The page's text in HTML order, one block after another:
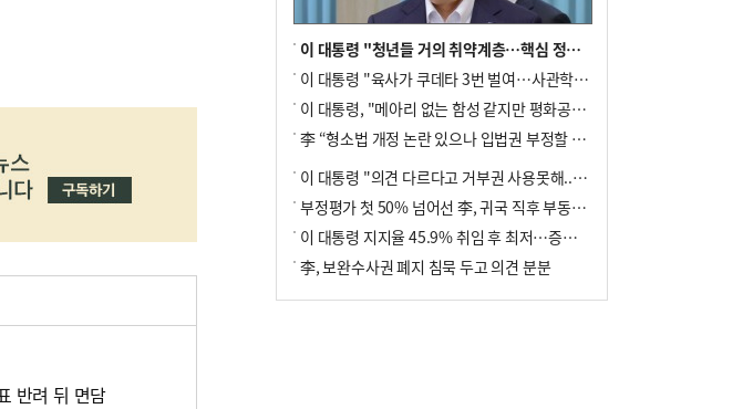
반려 뒤 면담
이 대통령 "청년들 거의 취약계층…핵심 정책 재편""
이 대통령 "육사가 쿠데타 3번 벌여…사관학교 통합 신속히 추진"
이 대통령, "메아리 없는 함성 같지만 평화공존책 계속해야"
李 “형소법 개정 논란 있으나 입법권 부정할 만큼은 아냐”(종합)
이 대통령 "의견 다르다고 거부권 사용못해.. 입법권 부정할 상황이라 보기 어려워"
부정평가 첫 50% 넘어선 李, 귀국 직후 부동산·증시 점검(종합)
이 대통령 지지율 45.9% 취임 후 최저…증시 폭락·연임 개헌 논란 영향
李, 보완수사권 폐지 침묵 두고 의견 분분